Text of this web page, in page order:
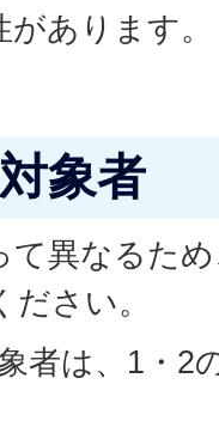
あります。
象者
て異なるた
さい。
者は、1・2